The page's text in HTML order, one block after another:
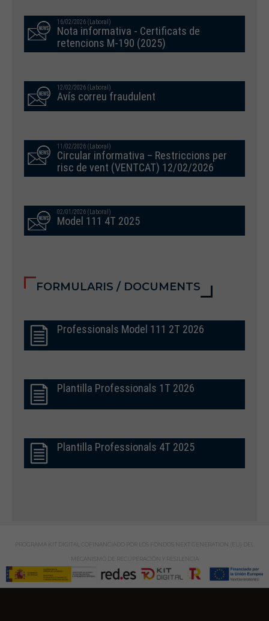
16/02/2026 (Laboral)
Nota informativa - Certificats de
retencions M-190 (2025)
12/02/2026 (Laboral)
Avís correu fraudulent
11/02/2026 (Laboral)
Circular informativa – Restriccions per
risc de vent (VENTCAT) 12/02/2026
02/01/2026 (Laboral)
Model 111 4T 2025
FORMULARIS / DOCUMENTS
Professionals Model 111 2T 2026
Plantilla Professionals 1T 2026
Plantilla Professionals 4T 2025
PROGRAMA KIT DIGITAL COFINANCIADO POR LOS FONDOS NEXT GENERATION (EU) DEL
MECANISMO DE RECUPERACIÓN Y RESILENCIA